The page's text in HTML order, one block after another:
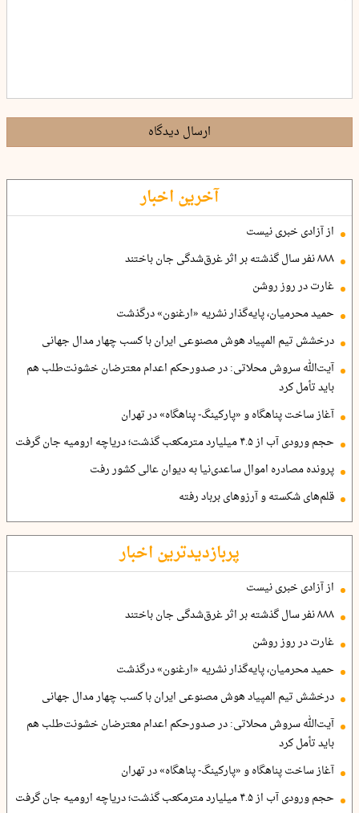
ارسال دیدگاه
آخرین اخبار
از آزادی خبری نیست
۸۸۸ نفر سال گذشته بر اثر غرق‌شدگی جان باختند
غارت در روز روشن
حمید محرمیان، پایه‌گذار نشریه «ارغنون» درگذشت
درخشش تیم المپیاد هوش مصنوعی ایران با کسب چهار مدال جهانی
آیت‌الله سروش محلاتی: در صدورحکم اعدام معترضان خشونت‌طلب هم
باید تأمل کرد
آغاز ساخت پناهگاه و «پارکینگ- پناهگاه» در تهران
حجم ورودی آب از ۴.۵ میلیارد مترمکعب گذشت؛ دریاچه ارومیه جان گرفت
پرونده مصادره اموال ساعدی‌نیا به دیوان عالی کشور رفت
قلم‌های شکسته و آرزوهای برباد رفته
پربازدیدترین اخبار
از آزادی خبری نیست
۸۸۸ نفر سال گذشته بر اثر غرق‌شدگی جان باختند
غارت در روز روشن
حمید محرمیان، پایه‌گذار نشریه «ارغنون» درگذشت
درخشش تیم المپیاد هوش مصنوعی ایران با کسب چهار مدال جهانی
آیت‌الله سروش محلاتی: در صدورحکم اعدام معترضان خشونت‌طلب هم
باید تأمل کرد
آغاز ساخت پناهگاه و «پارکینگ- پناهگاه» در تهران
حجم ورودی آب از ۴.۵ میلیارد مترمکعب گذشت؛ دریاچه ارومیه جان گرفت